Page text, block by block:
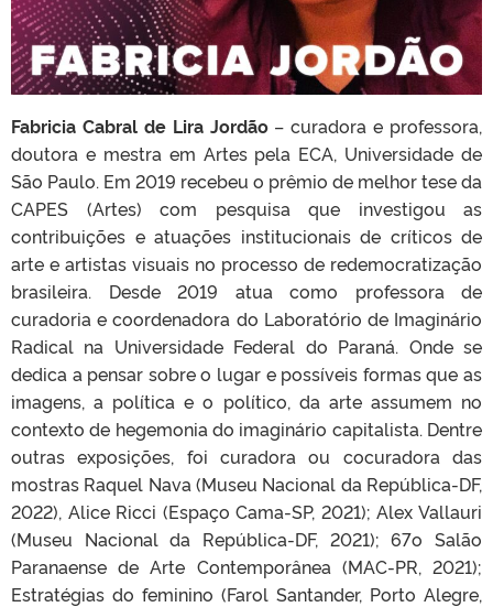
Fabricia Cabral de Lira Jordão– curadora e professora,
doutora e mestra em Artes pela ECA, Universidade de
São Paulo. Em 2019 recebeu o prêmio de melhor tese da
CAPES (Artes) com pesquisa que investigou as
contribuições e atuações institucionais de críticos de
arte e artistas visuais no processo de redemocratização
brasileira. Desde 2019 atua como professora de
curadoria e coordenadora do Laboratório de Imaginário
Radical na Universidade Federal do Paraná. Onde se
dedica a pensar sobre o lugar e possíveis formas que as
imagens, a política e o político, da arte assumem no
contexto de hegemonia do imaginário capitalista. Dentre
outras exposições, foi curadora ou cocuradora das
mostras Raquel Nava (Museu Nacional da República-DF,
2022), Alice Ricci (Espaço Cama-SP, 2021); Alex Vallauri
(Museu Nacional da República-DF, 2021); 67o Salão
Paranaense de Arte Contemporânea (MAC-PR, 2021);
Estratégias do feminino (Farol Santander, Porto Alegre,